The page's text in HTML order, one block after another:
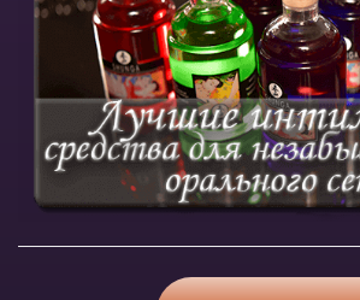
Получи список средств для
Купить курс